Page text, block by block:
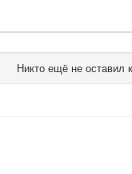
Никто ещё не оставил